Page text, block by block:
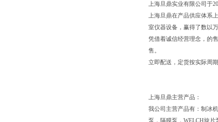
上海旦鼎实业有限公司于
上海旦鼎在产品供应体系
室仪器设备，赢得了数以
凭借着诚信经营理念，的
售。
立即配送，定货按实际周
上海旦鼎主营产品：
我公司主营产品有：制冰
泵，隔膜泵，WELCH旋